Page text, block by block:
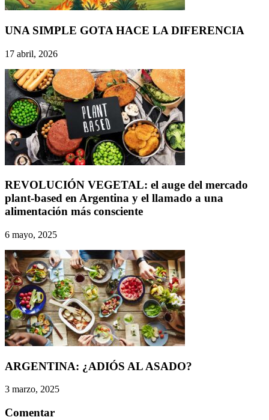
UNA SIMPLE GOTA HACE LA DIFERENCIA
17 abril, 2026
REVOLUCIÓN VEGETAL: el auge del mercado
plant-based en Argentina y el llamado a una
alimentación más consciente
6 mayo, 2025
ARGENTINA: ¿ADIÓS AL ASADO?
3 marzo, 2025
Comentar